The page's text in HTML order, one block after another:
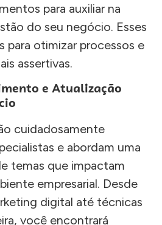
para auxiliar na
do seu negócio. Esses
para otimizar processos e
assertivas.
e Atualização
cuidadosamente
e abordam uma
temas que impactam
empresarial. Desde
digital até técnicas
você encontrará